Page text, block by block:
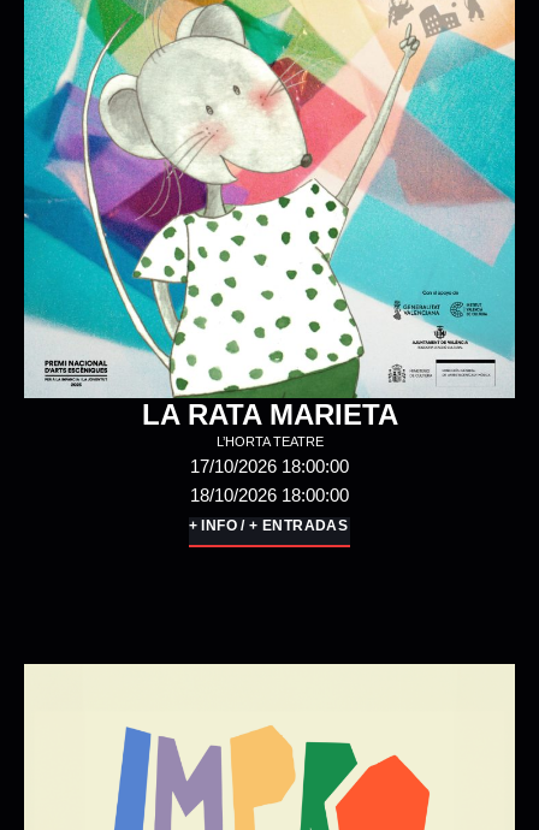
TODO TERMINARÁ PARA NAVIDAD
EL RAYO MISTERIOSO
24/10/2026 20:00:00
25/10/2026 20:00:00
+ INFO / + ENTRADAS